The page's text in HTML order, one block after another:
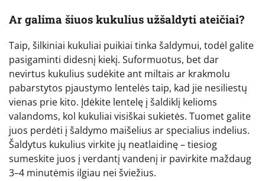
Ar galima šiuos kukulius užšaldyti ateičiai?
Taip, šilkiniai kukuliai puikiai tinka šaldymui, todėl galite
pasigaminti didesnį kiekį. Suformuotus, bet dar
nevirtus kukulius sudėkite ant miltais ar krakmolu
pabarstytos pjaustymo lentelės taip, kad jie nesiliestų
vienas prie kito. Įdėkite lentelę į šaldiklį kelioms
valandoms, kol kukuliai visiškai sukietės. Tuomet galite
juos perdėti į šaldymo maišelius ar specialius indelius.
Šaldytus kukulius virkite jų neatlaidinę – tiesiog
sumeskite juos į verdantį vandenį ir pavirkite maždaug
3–4 minutėmis ilgiau nei šviežius.